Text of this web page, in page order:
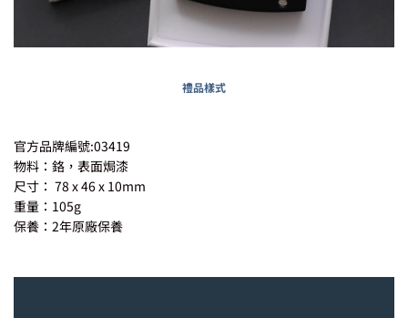
禮品樣式
官方品牌編號:03419
物料：鉻，表面焗漆
尺寸： 78 x 46 x 10mm
重量：105g
保養：2年原廠保養